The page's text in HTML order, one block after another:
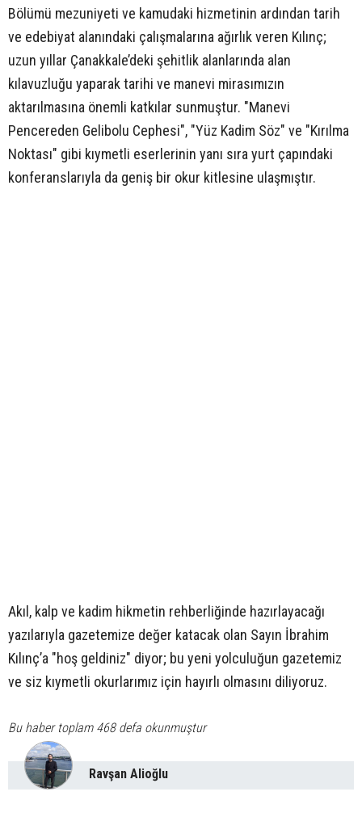
Bölümü mezuniyeti ve kamudaki hizmetinin ardından tarih
ve edebiyat alanındaki çalışmalarına ağırlık veren Kılınç;
uzun yıllar Çanakkale’deki şehitlik alanlarında alan
kılavuzluğu yaparak tarihi ve manevi mirasımızın
aktarılmasına önemli katkılar sunmuştur. "Manevi
Pencereden Gelibolu Cephesi", "Yüz Kadim Söz" ve "Kırılma
Noktası" gibi kıymetli eserlerinin yanı sıra yurt çapındaki
konferanslarıyla da geniş bir okur kitlesine ulaşmıştır.
Akıl, kalp ve kadim hikmetin rehberliğinde hazırlayacağı
yazılarıyla gazetemize değer katacak olan Sayın İbrahim
Kılınç’a "hoş geldiniz" diyor; bu yeni yolculuğun gazetemiz
ve siz kıymetli okurlarımız için hayırlı olmasını diliyoruz.
Bu haber toplam 468 defa okunmuştur
Ravşan Alioğlu